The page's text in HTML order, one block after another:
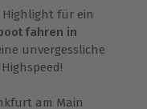
für ein
fahren in
unvergessliche
am Main